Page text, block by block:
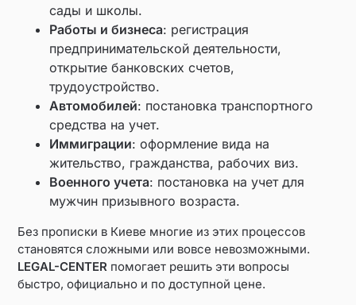
сады и школы.
Работы и бизнеса: регистрация
предпринимательской деятельности,
открытие банковских счетов,
трудоустройство.
Автомобилей: постановка транспортного
средства на учет.
Иммиграции: оформление вида на
жительство, гражданства, рабочих виз.
Военного учета: постановка на учет для
мужчин призывного возраста.
Без прописки в Киеве многие из этих процессов
становятся сложными или вовсе невозможными.
LEGAL-CENTER помогает решить эти вопросы
быстро, официально и по доступной цене.